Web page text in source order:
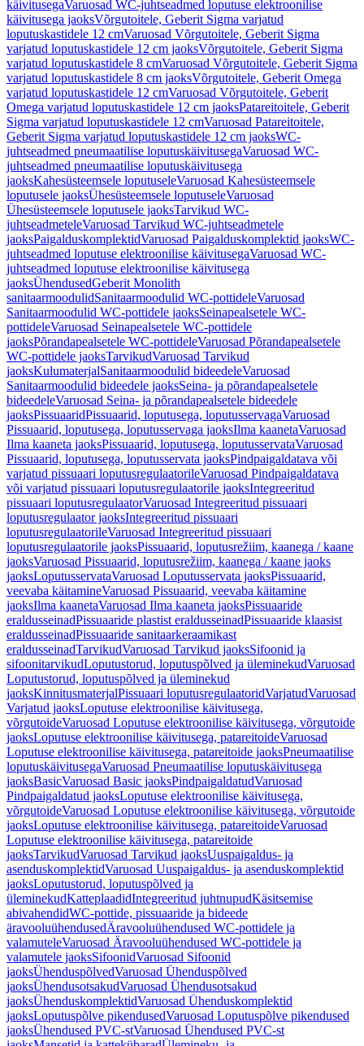
käivitusegaVaruosad WC-juhtseadmed loputuse elektroonilise
käivitusega jaoksVõrgutoitele, Geberit Sigma varjatud
loputuskastidele 12 cmVaruosad Võrgutoitele, Geberit Sigma
varjatud loputuskastidele 12 cm jaoksVõrgutoitele, Geberit Sigma
varjatud loputuskastidele 8 cmVaruosad Võrgutoitele, Geberit Sigma
varjatud loputuskastidele 8 cm jaoksVõrgutoitele, Geberit Omega
varjatud loputuskastidele 12 cmVaruosad Võrgutoitele, Geberit
Omega varjatud loputuskastidele 12 cm jaoksPatareitoitele, Geberit
Sigma varjatud loputuskastidele 12 cmVaruosad Patareitoitele,
Geberit Sigma varjatud loputuskastidele 12 cm jaoksWC-
juhtseadmed pneumaatilise loputuskäivitusegaVaruosad WC-
juhtseadmed pneumaatilise loputuskäivitusega
jaoksKahesüsteemsele loputuseleVaruosad Kahesüsteemsele
loputusele jaoksÜhesüsteemsele loputuseleVaruosad
Ühesüsteemsele loputusele jaoksTarvikud WC-
juhtseadmeteleVaruosad Tarvikud WC-juhtseadmetele
jaoksPaigalduskomplektidVaruosad Paigalduskomplektid jaoksWC-
juhtseadmed loputuse elektroonilise käivitusegaVaruosad WC-
juhtseadmed loputuse elektroonilise käivitusega
jaoksÜhendusedGeberit Monolith
sanitaarmoodulidSanitaarmoodulid WC-pottideleVaruosad
Sanitaarmoodulid WC-pottidele jaoksSeinapealsetele WC-
pottideleVaruosad Seinapealsetele WC-pottidele
jaoksPõrandapealsetele WC-pottideleVaruosad Põrandapealsetele
WC-pottidele jaoksTarvikudVaruosad Tarvikud
jaoksKulumaterjalSanitaarmoodulid bideedeleVaruosad
Sanitaarmoodulid bideedele jaoksSeina- ja põrandapealsetele
bideedeleVaruosad Seina- ja põrandapealsetele bideedele
jaoksPissuaaridPissuaarid, loputusega, loputusservagaVaruosad
Pissuaarid, loputusega, loputusservaga jaoksIlma kaanetaVaruosad
Ilma kaaneta jaoksPissuaarid, loputusega, loputusservataVaruosad
Pissuaarid, loputusega, loputusservata jaoksPindpaigaldatava või
varjatud pissuaari loputusregulaatorileVaruosad Pindpaigaldatava
või varjatud pissuaari loputusregulaatorile jaoksIntegreeritud
pissuaari loputusregulaatorVaruosad Integreeritud pissuaari
loputusregulaator jaoksIntegreeritud pissuaari
loputusregulaatorileVaruosad Integreeritud pissuaari
loputusregulaatorile jaoksPissuaarid, loputusrežiim, kaanega / kaane
jaoksVaruosad Pissuaarid, loputusrežiim, kaanega / kaane jaoks
jaoksLoputusservataVaruosad Loputusservata jaoksPissuaarid,
veevaba käitamineVaruosad Pissuaarid, veevaba käitamine
jaoksIlma kaanetaVaruosad Ilma kaaneta jaoksPissuaaride
eraldusseinadPissuaaride plastist eraldusseinadPissuaaride klaasist
eraldusseinadPissuaaride sanitaarkeraamikast
eraldusseinadTarvikudVaruosad Tarvikud jaoksSifoonid ja
sifoonitarvikudLoputustorud, loputuspõlved ja üleminekudVaruosad
Loputustorud, loputuspõlved ja üleminekud
jaoksKinnitusmaterjalPissuaari loputusregulaatoridVarjatudVaruosad
Varjatud jaoksLoputuse elektroonilise käivitusega,
võrgutoideVaruosad Loputuse elektroonilise käivitusega, võrgutoide
jaoksLoputuse elektroonilise käivitusega, patareitoideVaruosad
Loputuse elektroonilise käivitusega, patareitoide jaoksPneumaatilise
loputuskäivitusegaVaruosad Pneumaatilise loputuskäivitusega
jaoksBasicVaruosad Basic jaoksPindpaigaldatudVaruosad
Pindpaigaldatud jaoksLoputuse elektroonilise käivitusega,
võrgutoideVaruosad Loputuse elektroonilise käivitusega, võrgutoide
jaoksLoputuse elektroonilise käivitusega, patareitoideVaruosad
Loputuse elektroonilise käivitusega, patareitoide
jaoksTarvikudVaruosad Tarvikud jaoksUuspaigaldus- ja
asenduskomplektidVaruosad Uuspaigaldus- ja asenduskomplektid
jaoksLoputustorud, loputuspõlved ja
üleminekudKatteplaadidIntegreeritud juhtnupudKäsitsemise
abivahendidWC-pottide, pissuaaride ja bideede
äravooluühendusedÄravooluühendused WC-pottidele ja
valamuteleVaruosad Äravooluühendused WC-pottidele ja
valamutele jaoksSifoonidVaruosad Sifoonid
jaoksÜhenduspõlvedVaruosad Ühenduspõlved
jaoksÜhendusotsakudVaruosad Ühendusotsakud
jaoksÜhenduskomplektidVaruosad Ühenduskomplektid
jaoksLoputuspõlve pikendusedVaruosad Loputuspõlve pikendused
jaoksÜhendused PVC-stVaruosad Ühendused PVC-st